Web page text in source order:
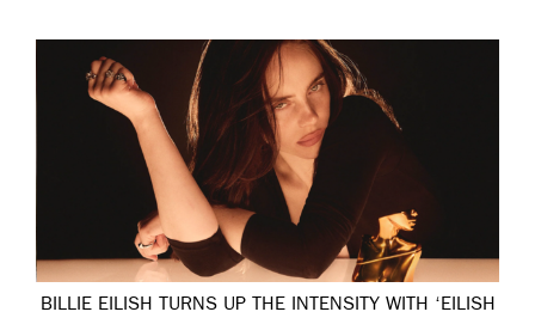
BILLIE EILISH TURNS UP THE INTENSITY WITH ‘EILISH